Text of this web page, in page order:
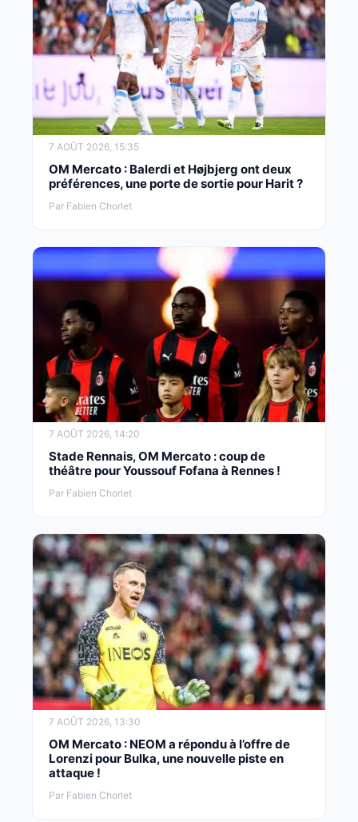
7 AOÛT 2026, 15:35
OM Mercato : Balerdi et Højbjerg ont deux
préférences, une porte de sortie pour Harit ?
Par Fabien Chorlet
7 AOÛT 2026, 14:20
Stade Rennais, OM Mercato : coup de
théâtre pour Youssouf Fofana à Rennes !
Par Fabien Chorlet
7 AOÛT 2026, 13:30
OM Mercato : NEOM a répondu à l’offre de
Lorenzi pour Bulka, une nouvelle piste en
attaque !
Par Fabien Chorlet